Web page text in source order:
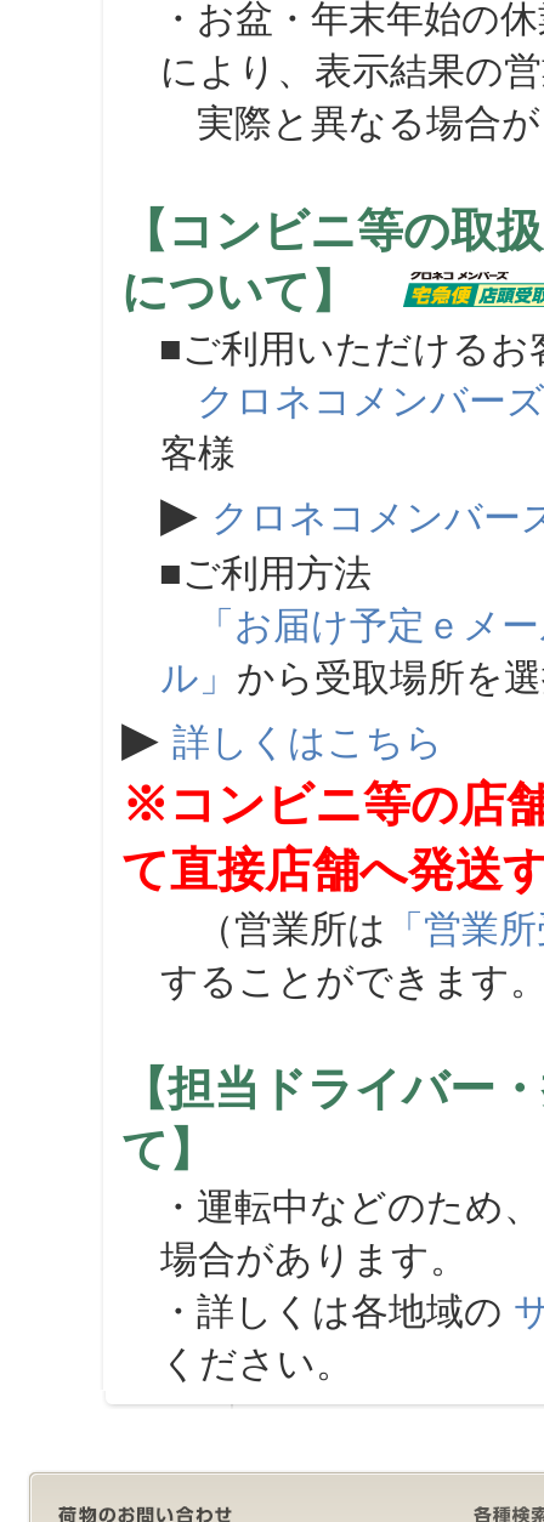
・お盆・年末年始の
により、表示結果の
実際と異なる場合が
【コンビニ等の取
について】
■ご利用いただけるお
クロネコメンバーズ
客様
▶ クロネコメンバー
■ご利用方法
「お届け予定ｅメ
ル」 から受取場所を
▶ 詳しくはこちら
※コンビニ等の店
て直接店舗へ発送
（営業所は 「営業
することができます
【担当ドライバー
て】
・運転中などのため
場合があります。
・詳しくは各地域の
ください。